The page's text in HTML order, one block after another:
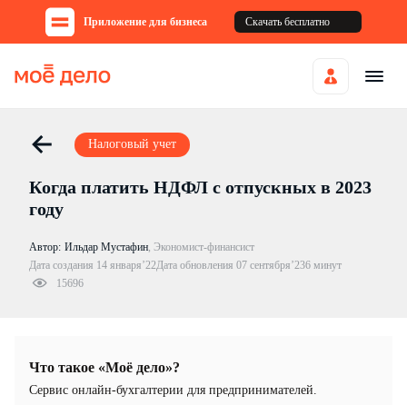
Приложение для бизнеса Скачать бесплатно
Налоговый учет
Когда платить НДФЛ с отпускных в 2023
году
Автор: Ильдар Мустафин, Экономист-финансист
Дата создания 14 января’22Дата обновления 07 сентября’236 минут
15696
Что такое «Моё дело»?
Cервис онлайн-бухгалтерии для предпринимателей.